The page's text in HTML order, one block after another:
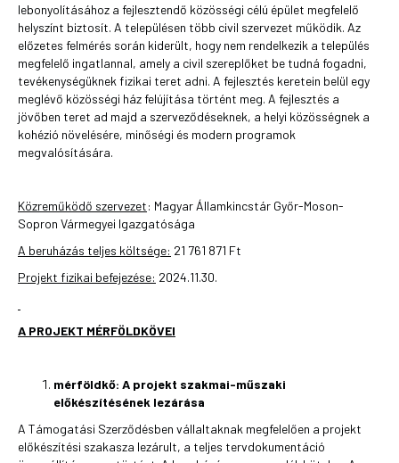
lebonyolításához a fejlesztendő közösségi célú épület megfelelő
helyszínt biztosít. A településen több civil szervezet működik. Az
előzetes felmérés során kiderült, hogy nem rendelkezik a település
megfelelő ingatlannal, amely a civil szereplőket be tudná fogadni,
tevékenységüknek fizikai teret adni. A fejlesztés keretein belül egy
meglévő közösségi ház felújítása történt meg. A fejlesztés a
jövőben teret ad majd a szerveződéseknek, a helyi közösségnek a
kohézió növelésére, minőségi és modern programok
megvalósítására.
Közreműködő szervezet: Magyar Államkincstár Győr-Moson-
Sopron Vármegyei Igazgatósága
A beruházás teljes költsége: 21 761 871 Ft
Projekt fizikai befejezése: 2024.11.30.
A PROJEKT MÉRFÖLDKÖVEI
mérföldkő: A projekt szakmai-műszaki
előkészítésének lezárása
A Támogatási Szerződésben vállaltaknak megfelelően a projekt
előkészítési szakasza lezárult, a teljes tervdokumentáció